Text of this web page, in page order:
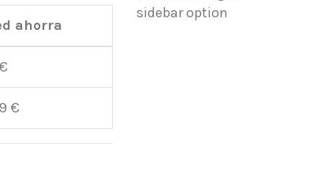
ahorra
€
sidebar option